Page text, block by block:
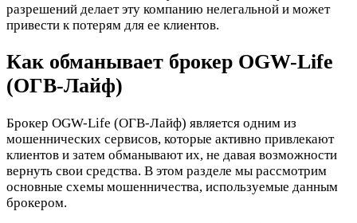
разрешений делает эту компанию нелегальной и может
привести к потерям для ее клиентов.
Как обманывает брокер OGW-Life
(ОГВ-Лайф)
Брокер OGW-Life (ОГВ-Лайф) является одним из
мошеннических сервисов, которые активно привлекают
клиентов и затем обманывают их, не давая возможности
вернуть свои средства. В этом разделе мы рассмотрим
основные схемы мошенничества, используемые данным
брокером.